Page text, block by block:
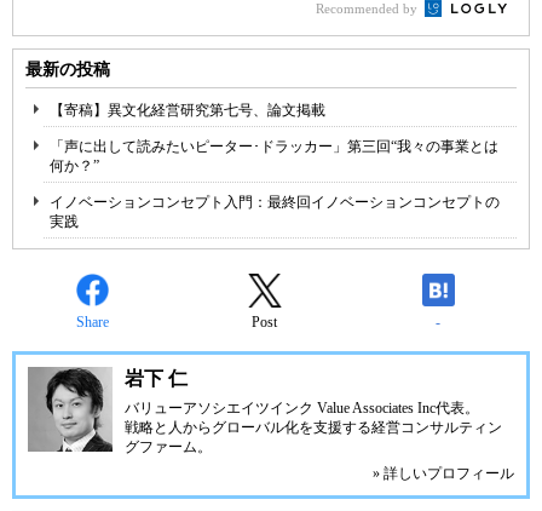
Recommended by
最新の投稿
【寄稿】異文化経営研究第七号、論文掲載
「声に出して読みたいピーター･ドラッカー」第三回“我々の事業とは
何か？”
イノベーションコンセプト入門：最終回イノベーションコンセプトの
実践
Share Post -
岩下 仁
バリューアソシエイツインク Value Associates Inc代表。
戦略と人からグローバル化を支援する経営コンサルティン
グファーム。
» 詳しいプロフィール